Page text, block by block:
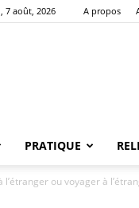
7 août, 2026 A propos
PRATIQUE
l’étranger ou voyager à